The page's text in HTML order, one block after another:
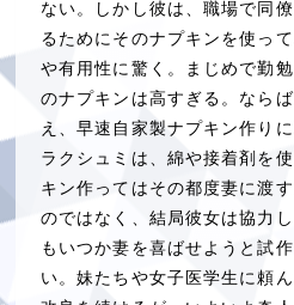
ない。しかし彼は、職場で同
るためにそのナプキンを使っ
や有用性に驚く。まじめで勤
のナプキンは高すぎる。なら
え、早速自家製ナプキン作りに
ラクシュミは、綿や接着剤を
キン作ってはその都度妻に渡
のではなく、結局彼女は協力
もいつか妻を喜ばせようと試
い。妹たちや女子医学生に頼